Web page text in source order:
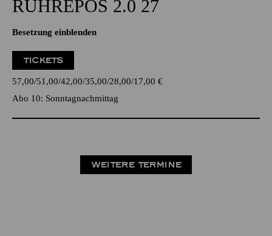
RUHREPOS 2.0 27
Besetzung einblenden
TICKETS
57,00 51,00 42,00 35,00 28,00 17,00 €
Abo 10: Sonntagnachmittag
WEITERE TERMINE